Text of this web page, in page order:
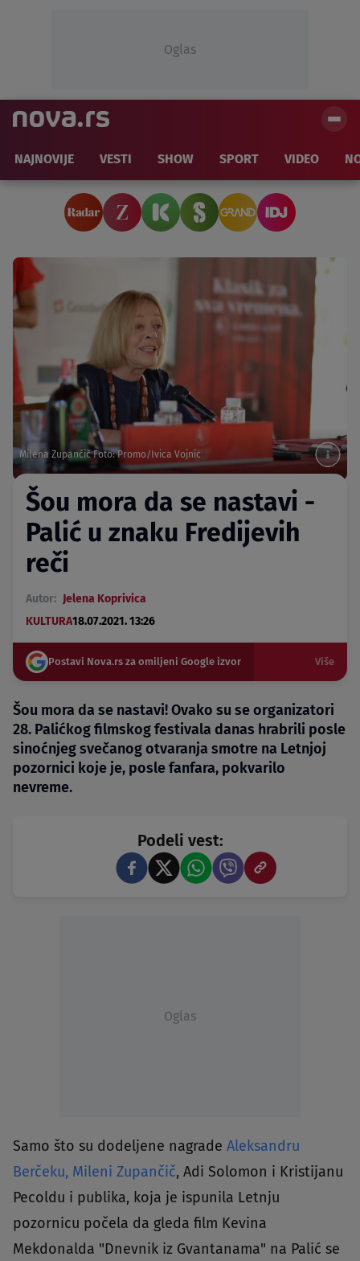
Oglas
NAJNOVIJE VESTI SHOW SPORT VIDEO
Milena Zupančič Foto: Promo/Ivica Vojnic
Šou mora da se nastavi -
Palić u znaku Fredijevih
reči
Autor: Jelena Koprivica
KULTURA18.07.2021. 13:26
Postavi Nova.rs za omiljeni Google izvor Više
Šou mora da se nastavi! Ovako su se organizatori
28. Palićkog filmskog festivala danas hrabrili posle
sinoćnjeg svečanog otvaranja smotre na Letnjoj
pozornici koje je, posle fanfara, pokvarilo
nevreme.
Podeli vest:
Oglas
Samo što su dodeljene nagrade Aleksandru
Berčeku, Mileni Zupančič, Adi Solomon i Kristijanu
Pecoldu i publika, koja je ispunila Letnju
pozornicu počela da gleda film Kevina
Mekdonalda "Dnevnik iz Gvantanama" na Palić se